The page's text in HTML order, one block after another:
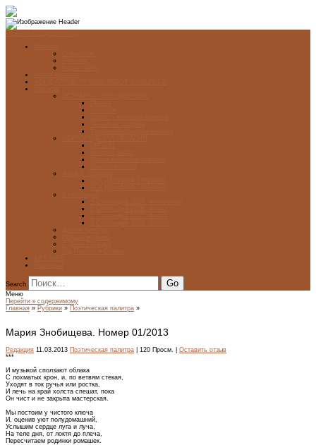
Search
Меню
Перейти к содержимому
Главная » Рубрики » Поэтическая палитра »
Мария Знобищева. Номер 01/2013
Редакция 11.03.2013 Поэтическая палитра | 120 Просм. | Оставить отзыв
***
И музыкой сползают облака
С лохматых крон, и, по ветвям стекая,
Уходят в ток ручья или ростка,
И лечь на край холста спешат, пока
Он чист и не закрыта мастерская.
Мы постоим у чистого ключа
И, оценив уют полудомашний,
Услышим сердце луга и луча,
На теле дня, от локтя до плеча,
Пересчитаем родинки ромашек.